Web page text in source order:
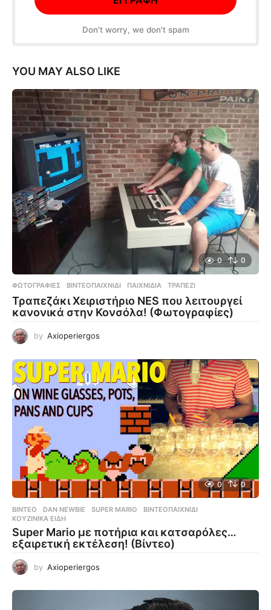
Don't worry, we don't spam
YOU MAY ALSO LIKE
0 0
ΦΩΤΟΓΡΑΦΊΕΣ ΒΙΝΤΕΟΠΑΙΧΝΊΔΙ ,ΠΑΙΧΝΊΔΙΑ ,ΤΡΑΠΈΖΙ
Τραπεζάκι Χειριστήριο NES που λειτουργεί
κανονικά στην Κονσόλα! (Φωτογραφίες)
by Axioperiergos
0 0
ΒΊΝΤΕΟ DAN NEWBIE ,SUPER MARIO ,ΒΙΝΤΕΟΠΑΙΧΝΊΔΙ
ΚΟΥΖΙΝΙΚΆ ΕΊΔΗ
Super Mario με ποτήρια και κατσαρόλες…
εξαιρετική εκτέλεση! (Βίντεο)
by Axioperiergos